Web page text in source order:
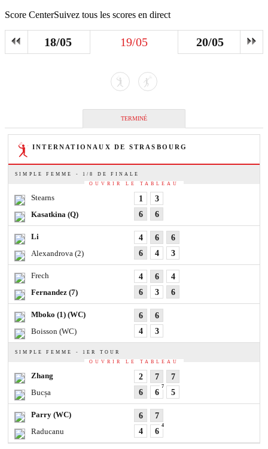
Score CenterSuivez tous les scores en direct
18/05 19/05 20/05
TERMINÉ
INTERNATIONAUX DE STRASBOURG
SIMPLE FEMME - 1/8 DE FINALE
OUVRIR LE TABLEAU
Stearns
Kasatkina (Q)
1
6
3
6
Li
Alexandrova (2)
4
6
6
4
6
3
Frech
Fernandez (7)
4
6
6
3
4
6
Mboko (1) (WC)
Boisson (WC)
6
4
6
3
SIMPLE FEMME - 1ER TOUR
OUVRIR LE TABLEAU
Zhang
Bucșa
2
6
7
6
7
7
5
Parry (WC)
Raducanu
6
4
7
6
4